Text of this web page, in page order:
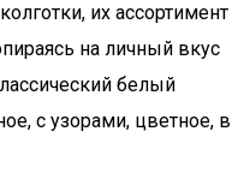
их ассортимент
на личный вкус
белый
с узорами, цветное, в